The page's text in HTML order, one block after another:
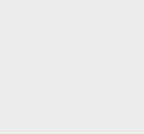
károsultak